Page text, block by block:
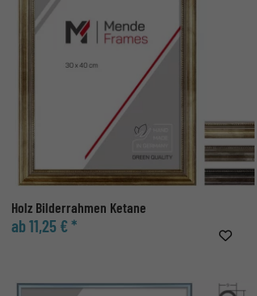
Holz Bilderrahmen Ketane
ab 11,25 € *